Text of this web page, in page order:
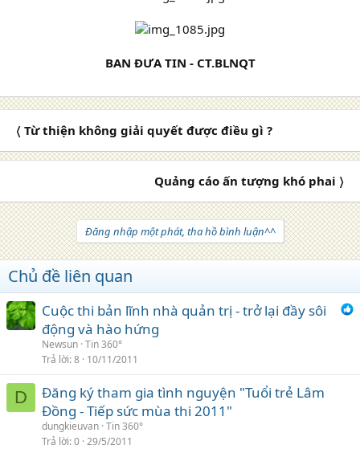
BAN ĐƯA TIN - CT.BLNQT
〈 Từ thiện không giải quyết được điều gì ?
Quảng cáo ấn tượng khó phai 〉
Đăng nhập một phát, tha hồ bình luận^^
Chủ đề liên quan
Cuộc thi bản lĩnh nhà quản trị - trở lại đầy sôi
động và hào hứng
Newsun Tin 360°
Trả lời 8 10/11/2011
D
Đăng ký tham gia tình nguyện "Tuổi trẻ Lâm
Đồng - Tiếp sức mùa thi 2011"
dungkieuvan Tin 360°
Trả lời 0 29/5/2011